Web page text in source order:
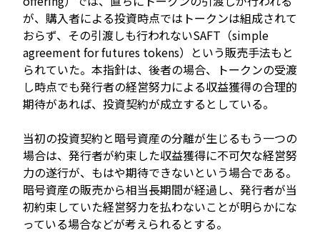
が、購入者による投資時点ではトークンは組成されて
おらず、その引渡しも行われないSAFT（simple
agreement for futures tokens）という販売手法もと
られていた。本指針は、後者の場合、トークンの受渡
し時点でも発行者の経営努力による収益獲得の合理的
期待があれば、投資契約が成立するとしている。
当初の投資契約と暗号資産の分離が生じるもう一つの
場合は、発行者が約束した収益獲得に不可欠な経営努
力の遂行が、もはや期待できないという場合である。
暗号資産の販売から相当長期間が経過し、発行者が当
初約束していた経営努力を払わないことが明らかにな
っている場合などが考えられるとする。